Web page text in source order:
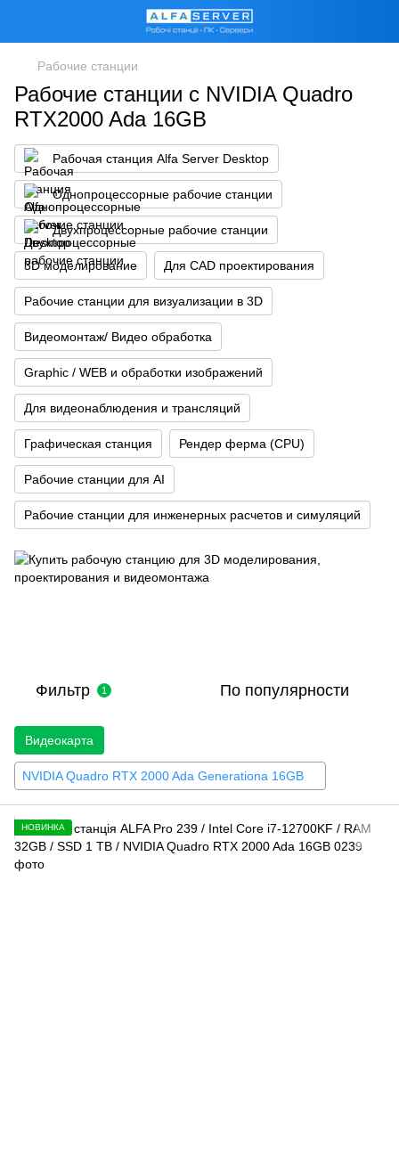
Рабочие станции
Рабочие станции с NVIDIA Quadro
RTX2000 Ada 16GB
Рабочая станция Alfa Server Desktop
Однопроцессорные рабочие станции
Двухпроцессорные рабочие станции
3D моделирование Для CAD проектирования
Рабочие станции для визуализации в 3D
Видеомонтаж/ Видео обработка
Graphic / WEB и обработки изображений
Для видеонаблюдения и трансляций
Графическая станция Рендер ферма (CPU)
Рабочие станции для AI
Рабочие станции для инженерных расчетов и симуляций
Фильтр 1 По популярности
Видеокарта
NVIDIA Quadro RTX 2000 Ada Generationa 16GB
НОВИНКА